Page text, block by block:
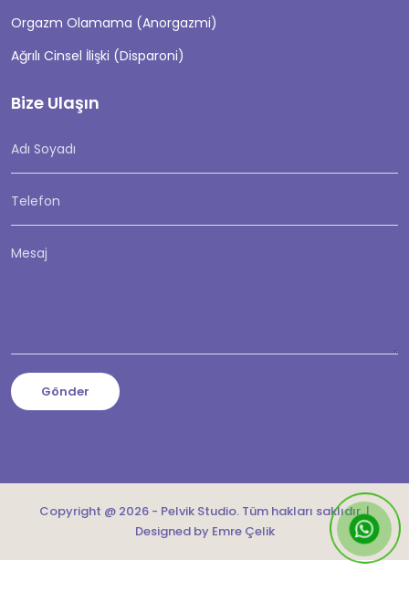
Orgazm Olamama (Anorgazmi)
Ağrılı Cinsel İlişki (Disparoni)
Bize Ulaşın
Gönder
Copyright @ 2026 - Pelvik Studio. Tüm hakları saklıdır. |
Designed by Emre Çelik